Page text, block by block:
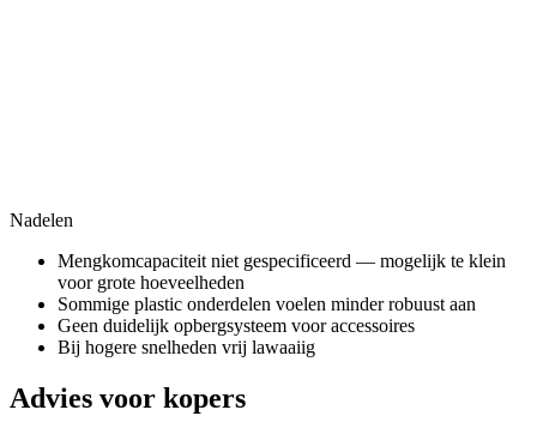
Nadelen
Mengkomcapaciteit niet gespecificeerd — mogelijk te klein
voor grote hoeveelheden
Sommige plastic onderdelen voelen minder robuust aan
Geen duidelijk opbergsysteem voor accessoires
Bij hogere snelheden vrij lawaaiig
Advies voor kopers